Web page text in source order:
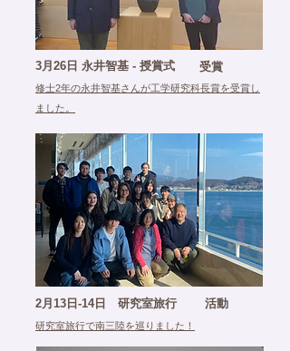
3月26日 永井智基 - 授賞式
修士2年の永井智基さんが工学研究科長賞を受賞し
ました。
受賞
2月13日-14日 研究室旅行
研究室旅行で南三陸を巡りました！
活動